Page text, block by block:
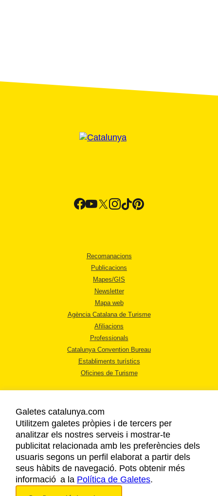
Recomanacions
Publicacions
Mapes/GIS
Newsletter
Mapa web
Agència Catalana de Turisme
Afiliacions
Professionals
Catalunya Convention Bureau
Establiments turístics
Oficines de Turisme
AVÍS LEGAL
POLÍTICA DE PRIVACITAT
COOKIES
ACCESSIBILITAT
Galetes catalunya.com
Utilitzem galetes pròpies i de tercers per
analitzar els nostres serveis i mostrar-te
publicitat relacionada amb les preferències dels
usuaris segons un perfil elaborat a partir dels
seus hàbits de navegació. Pots obtenir més
informació a la Política de Galetes.